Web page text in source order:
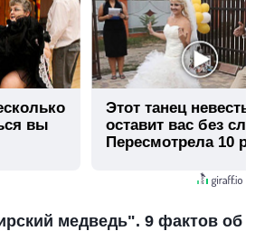
вы
Этот танец невесты
оставит вас без
Пересмотрела 10
медведь". 9 фактов об